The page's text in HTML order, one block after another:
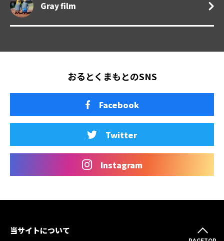
Gray film
おるとくまもとのSNS
Facebook
Twitter
Instagram
当サイトについて